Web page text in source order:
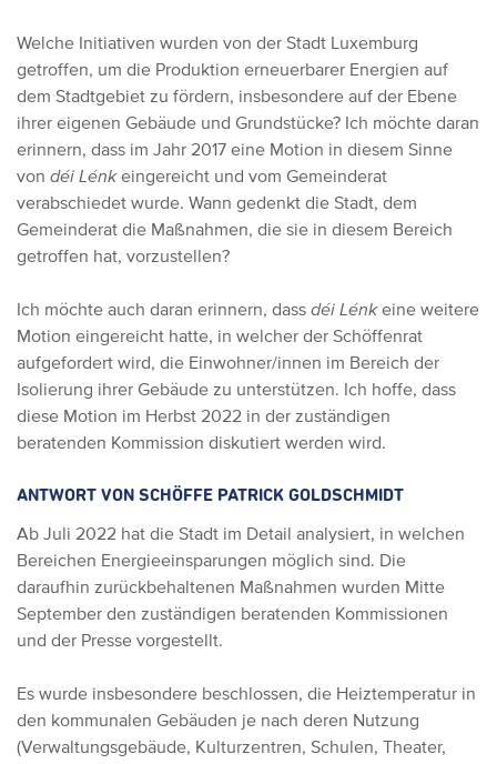
Welche Initiativen wurden von der Stadt Luxemburg
getroffen, um die Produktion erneuerbarer Energien auf
dem Stadtgebiet zu fördern, insbesondere auf der Ebene
ihrer eigenen Gebäude und Grundstücke? Ich möchte daran
erinnern, dass im Jahr 2017 eine Motion in diesem Sinne
von déi Lénkeingereicht und vom Gemeinderat
verabschiedet wurde. Wann gedenkt die Stadt, dem
Gemeinderat die Maßnahmen, die sie in diesem Bereich
getroffen hat, vorzustellen?
Ich möchte auch daran erinnern, dass déi Lénkeine weitere
Motion eingereicht hatte, in welcher der Schöffenrat
aufgefordert wird, die Einwohner/innen im Bereich der
Isolierung ihrer Gebäude zu unterstützen. Ich hoffe, dass
diese Motion im Herbst 2022 in der zuständigen
beratenden Kommission diskutiert werden wird.
ANTWORT VON SCHÖFFE PATRICK GOLDSCHMIDT
Ab Juli 2022 hat die Stadt im Detail analysiert, in welchen
Bereichen Energieeinsparungen möglich sind. Die
daraufhin zurückbehaltenen Maßnahmen wurden Mitte
September den zuständigen beratenden Kommissionen
und der Presse vorgestellt.
Es wurde insbesondere beschlossen, die Heiztemperatur in
den kommunalen Gebäuden je nach deren Nutzung
(Verwaltungsgebäude, Kulturzentren, Schulen, Theater,